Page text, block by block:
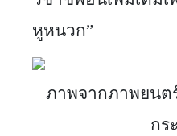
หูหนวก”
ภาพจากภาพยนต
กร